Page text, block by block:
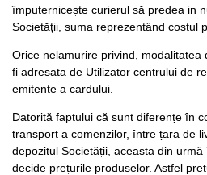
împuternicește curierul să predea in
Societății, suma reprezentând costul
Orice nelamurire privind, modalitatea
fi adresata de Utilizator centrului de
emitente a cardului.
Datorită faptului că sunt diferențe în
transport a comenzilor, între țara de
depozitul Societății, aceasta din
decide prețurile produselor. Astfel